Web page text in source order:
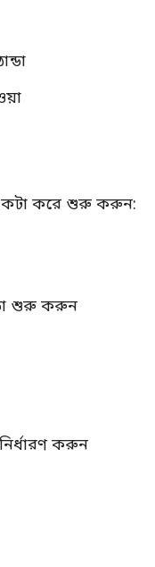
করে শুরু করুন:
শুরু করুন
করুন